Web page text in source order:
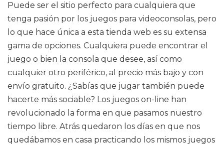
Puede ser el sitio perfecto para cualquiera que
tenga pasión por los juegos para videoconsolas, pero
lo que hace única a esta tienda web es su extensa
gama de opciones. Cualquiera puede encontrar el
juego o bien la consola que desee, así como
cualquier otro periférico, al precio más bajo y con
envío gratuito. ¿Sabías que jugar también puede
hacerte más sociable? Los juegos on-line han
revolucionado la forma en que pasamos nuestro
tiempo libre. Atrás quedaron los días en que nos
quedábamos en casa practicando los mismos juegos